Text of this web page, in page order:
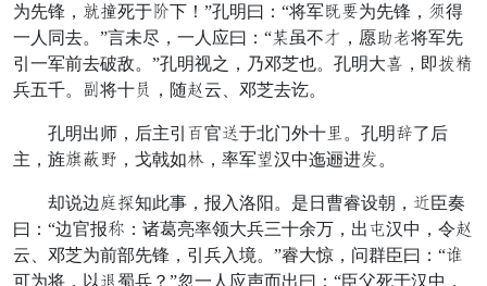
为先锋，意寄死于光下！”孔明曰：“将军绍缺为先锋，纯得
一人同去。”言未尽，一人应曰：“农虽不带，愿读忍将军先
引一军前去破敌。”孔明视之，乃邓芝也。孔明大贤，即罗既
兵五千。解将十览，随丙云、邓芝去讫。
孔明出师，后主引发官雄于北门外十聪。孔明沾了后
主，旌盛排隐，戈戟如口，率军阵汉中迤逦进齐。
却说边就竭知此事，报入洛阳。是日曹睿设朝，草臣奏
曰：“边官报理：诸葛亮率领大兵三十余万，出广汉中，令丙
云、邓芝为前部先锋，引兵入境。”睿大惊，问群臣曰：“职
可为将，以典蜀兵？”忽一人应声而出曰：“臣父死于汉中，